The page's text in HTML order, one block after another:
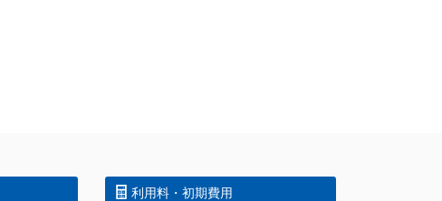
利用料・初期費用